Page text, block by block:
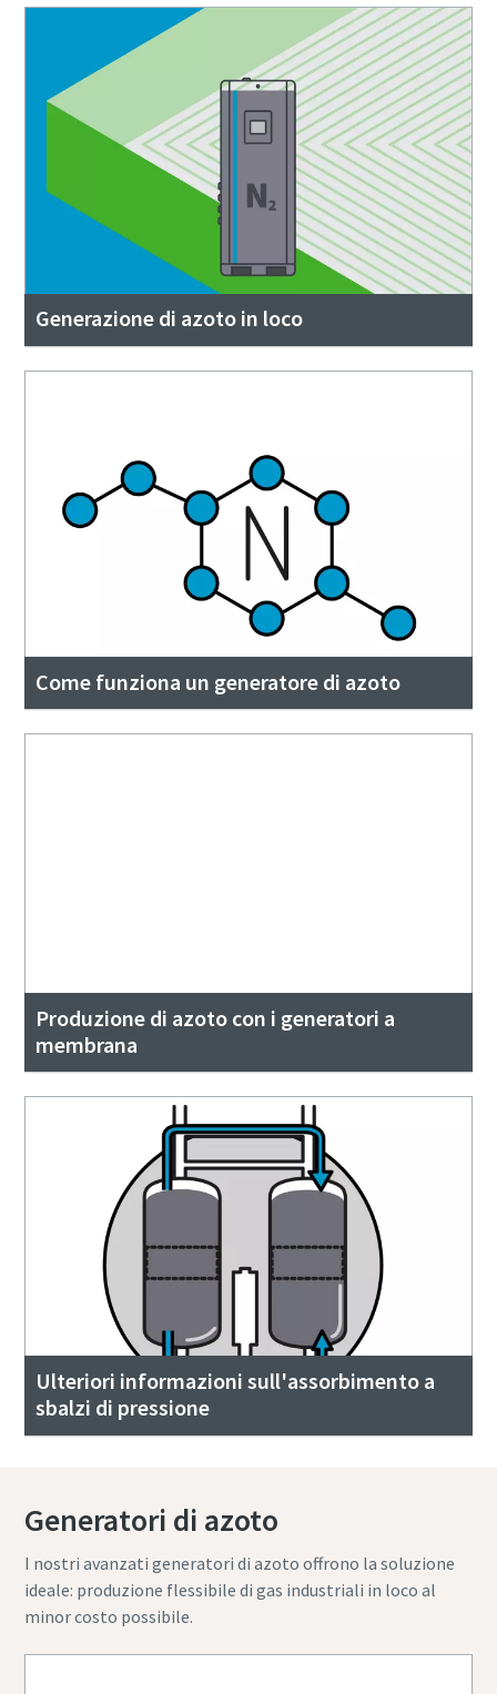
Generazione di azoto in loco
Come funziona un generatore di azoto
Produzione di azoto con i generatori a
membrana
Ulteriori informazioni sull'assorbimento a
sbalzi di pressione
Generatori di azoto
I nostri avanzati generatori di azoto offrono la soluzione
ideale: produzione flessibile di gas industriali in loco al
minor costo possibile.